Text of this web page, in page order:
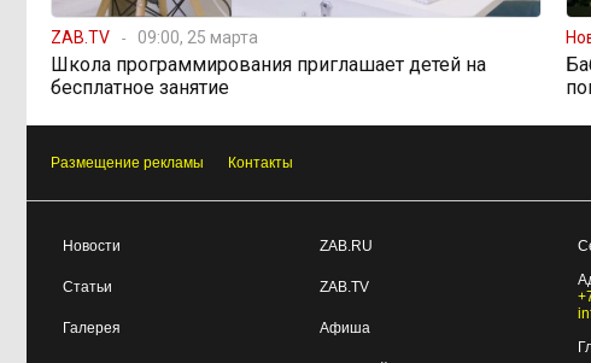
ZAB.TV 09:00, 25 марта
Школа программирования приглашает детей на
бесплатное занятие
Размещение рекламы Контакты
Новости
Статьи
Галерея
ZAB.RU
ZAB.TV
Афиша